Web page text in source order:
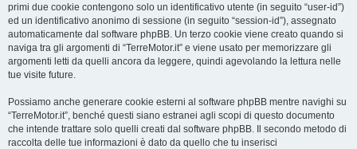
primi due cookie contengono solo un identificativo utente (in seguito “user-id”)
ed un identificativo anonimo di sessione (in seguito “session-id”), assegnato
automaticamente dal software phpBB. Un terzo cookie viene creato quando si
naviga tra gli argomenti di “TerreMotor.it” e viene usato per memorizzare gli
argomenti letti da quelli ancora da leggere, quindi agevolando la lettura nelle
tue visite future.
Possiamo anche generare cookie esterni al software phpBB mentre navighi su
“TerreMotor.it”, benché questi siano estranei agli scopi di questo documento
che intende trattare solo quelli creati dal software phpBB. Il secondo metodo di
raccolta delle tue informazioni è dato da quello che tu inserisci